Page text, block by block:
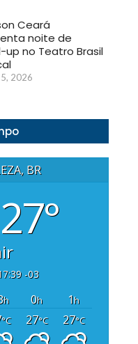
Ceará
noite de
up no Teatro Brasil
2026
BR
27°
-03
h 0h 1h
°C 27°C 27°C